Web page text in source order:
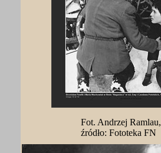
Fot. Andrzej Ramlau,
źródło: Fototeka FN